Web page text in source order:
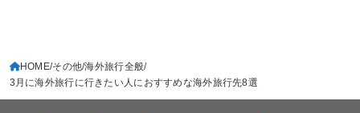
HOME その他 海外旅行全般
3月に海外旅行に行きたい人におすすめな海外旅行先8選